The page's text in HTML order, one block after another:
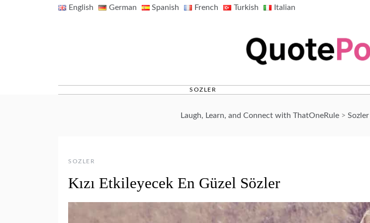
English German Spanish French Turkish Italian
SOZLER
Laugh, Learn, and Connect with ThatOneRule > Sozler
SOZLER
Kızı Etkileyecek En Güzel Sözler